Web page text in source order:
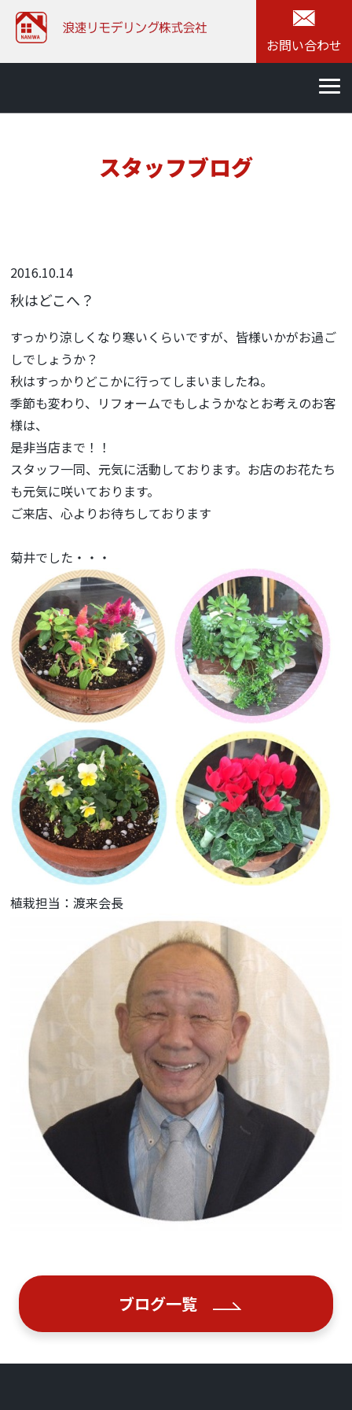
お問い合わせ
スタッフブログ
2016.10.14
秋はどこへ？
すっかり涼しくなり寒いくらいですが、皆様いかがお過ご
しでしょうか？
秋はすっかりどこかに行ってしまいましたね。
季節も変わり、リフォームでもしようかなとお考えのお客
様は、
是非当店まで！！
スタッフ一同、元気に活動しております。お店のお花たち
も元気に咲いております。
ご来店、心よりお待ちしております
菊井でした・・・
植栽担当：渡来会長
ブログ一覧